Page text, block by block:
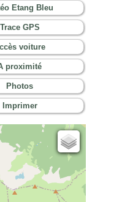
Etang Bleu
Trace GPS
voiture
proximité
Photos
Imprimer
IGN
Topo Map
Street Map
Word Imagery